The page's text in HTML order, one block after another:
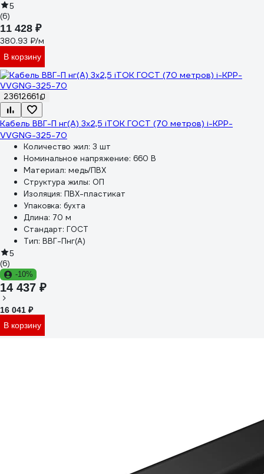
5
(6)
11 428 ₽
380.93 ₽/м
В корзину
23612661
Кабель ВВГ-П нг(А) 3x2,5 iTOK ГОСТ (70 метров) i-KPP-
VVGNG-325-70
Количество жил: 3 шт
Номинальное напряжение: 660 В
Материал: медь/ПВХ
Структура жилы: ОП
Изоляция: ПВХ-пластикат
Упаковка: бухта
Длина: 70 м
Стандарт: ГОСТ
Тип: ВВГ-Пнг(А)
5
(6)
-10%
14 437 ₽
16 041 ₽
В корзину